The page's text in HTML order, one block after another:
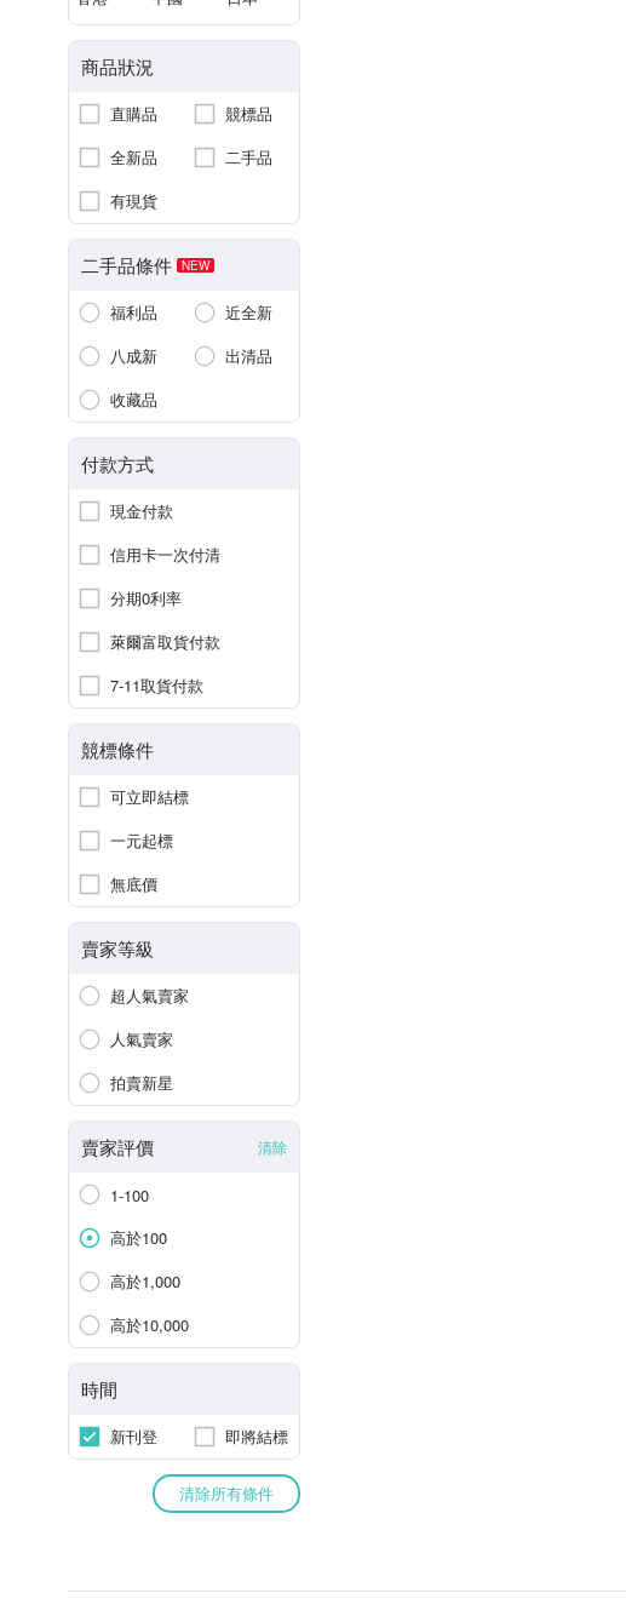
商品狀況
直購品
競標品
全新品
二手品
有現貨
二手品條件 NEW
福利品
近全新
八成新
出清品
收藏品
付款方式
現金付款
信用卡一次付清
分期0利率
萊爾富取貨付款
7-11取貨付款
競標條件
可立即結標
一元起標
無底價
賣家等級
超人氣賣家
人氣賣家
拍賣新星
賣家評價 清除
1-100
高於100
高於1,000
高於10,000
時間
新刊登 即將結標
清除所有條件